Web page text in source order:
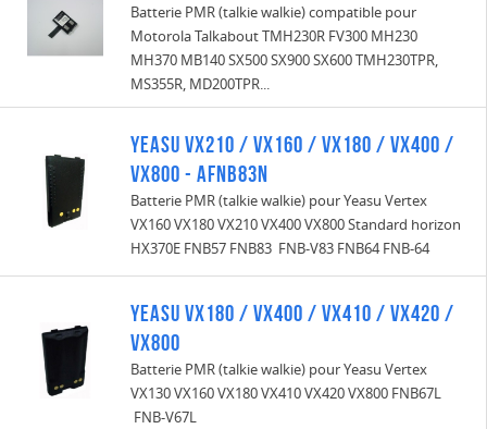
Batterie PMR (talkie walkie) compatible pour
Motorola Talkabout TMH230R FV300 MH230
MH370 MB140 SX500 SX900 SX600 TMH230TPR,
MS355R, MD200TPR...
Yeasu VX210 / VX160 / VX180 / VX400 /
VX800 - AFNB83N
Batterie PMR (talkie walkie) pour Yeasu Vertex
VX160 VX180 VX210 VX400 VX800 Standard horizon
HX370E FNB57 FNB83 FNB-V83 FNB64 FNB-64
Yeasu VX180 / VX400 / VX410 / VX420 /
VX800
Batterie PMR (talkie walkie) pour Yeasu Vertex
VX130 VX160 VX180 VX410 VX420 VX800 FNB67L
FNB-V67L